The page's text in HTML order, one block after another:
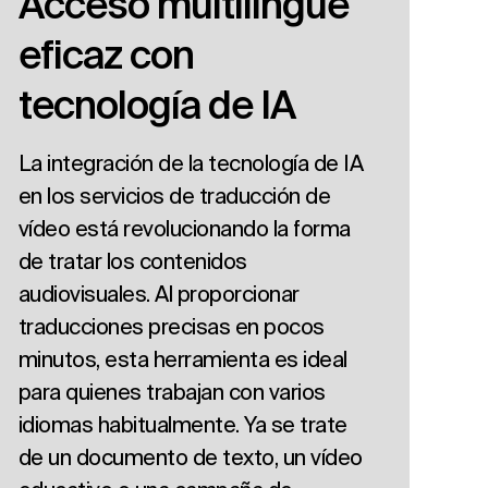
eficaz con
tecnología de IA
La integración de la tecnología de IA
en los servicios de traducción de
vídeo está revolucionando la forma
de tratar los contenidos
audiovisuales. Al proporcionar
traducciones precisas en pocos
minutos, esta herramienta es ideal
para quienes trabajan con varios
idiomas habitualmente. Ya se trate
de un documento de texto, un vídeo